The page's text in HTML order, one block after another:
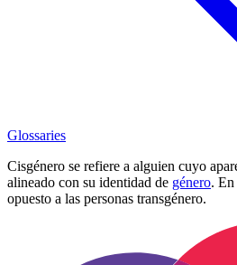
Glossaries
Cisgénero se refiere a alguien cuyo
alineado con su identidad de género. En
opuesto a las personas transgénero.